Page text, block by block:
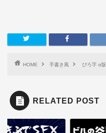
HOME 手書き風 ぴろ字 α版
RELATED POST